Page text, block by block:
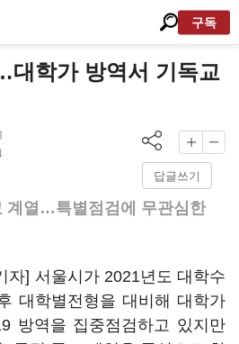
구독
대학가 방역서 기독교
답글쓰기
계열…특별점검에 무관심한
자] 서울시가 2021년도 대학수
대학별전형을 대비해 대학가
방역을 집중점검하고 있지만